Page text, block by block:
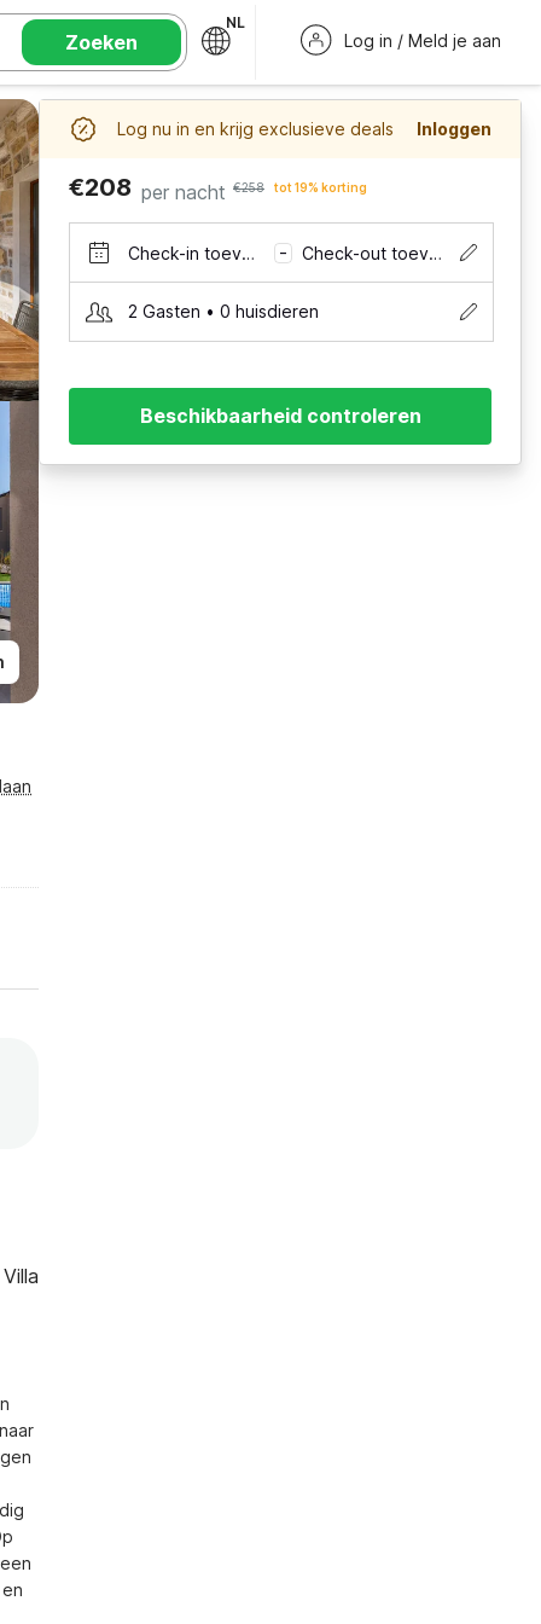
Zoeken
NL
Log in / Meld je aan
Villa
Log nu in en krijg exclusieve deals Inloggen
€208 per nacht €258 tot 19% korting
Check-in toevoegen – Check-out toevoegen
2 Gasten • 0 huisdieren
Beschikbaarheid controleren